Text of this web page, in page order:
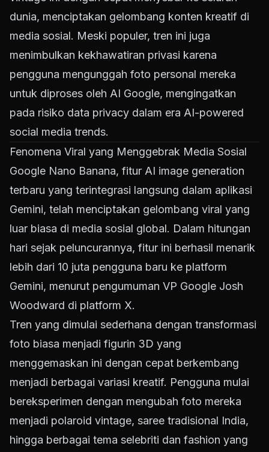
dunia, menciptakan gelombang konten kreatif di
media sosial. Meski populer, tren ini juga
menimbulkan kekhawatiran privasi karena
pengguna mengunggah foto personal mereka
untuk diproses oleh AI Google, mengingatkan
pada risiko data privacy dalam era AI-powered
social media trends.
Fenomena Viral yang Menggebrak Media Sosial
Google Nano Banana, fitur AI image generation
terbaru yang terintegrasi langsung dalam aplikasi
Gemini, telah menciptakan gelombang viral yang
luar biasa di media sosial global. Dalam hitungan
hari sejak peluncurannya, fitur ini berhasil menarik
lebih dari 10 juta pengguna baru ke platform
Gemini, menurut pengumuman VP Google Josh
Woodward di platform X.
Tren yang dimulai sederhana dengan transformasi
foto biasa menjadi figurin 3D yang
menggemaskan ini dengan cepat berkembang
menjadi berbagai variasi kreatif. Pengguna mulai
bereksperimen dengan mengubah foto mereka
menjadi polaroid vintage, saree tradisional India,
hingga berbagai tema selebriti dan fashion yang